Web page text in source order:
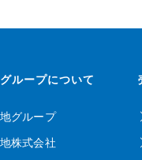
ループについて
グループ
株式会社